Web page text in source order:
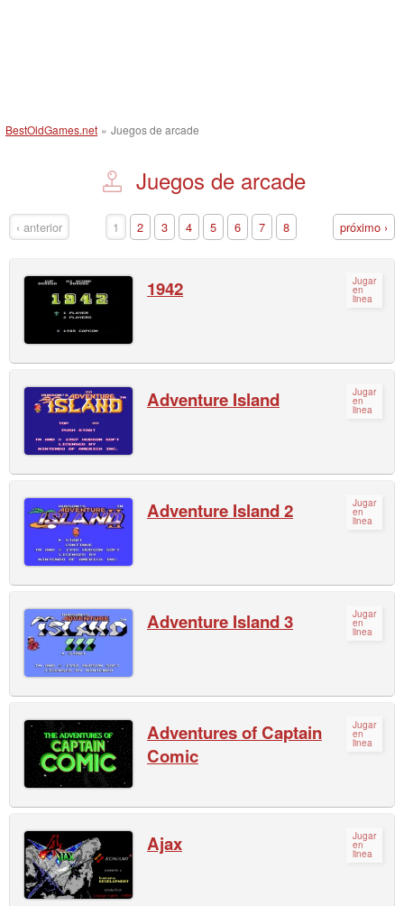
BestOldGames.net » Juegos de arcade
Juegos de arcade
‹ anterior 1 2 3 4 5 6 7 8 próximo ›
Jugar
en
linea
1942
Jugar
en
linea
Adventure Island
Jugar
en
linea
Adventure Island 2
Jugar
en
linea
Adventure Island 3
Jugar
en
linea
Adventures of Captain
Comic
Jugar
en
linea
Ajax